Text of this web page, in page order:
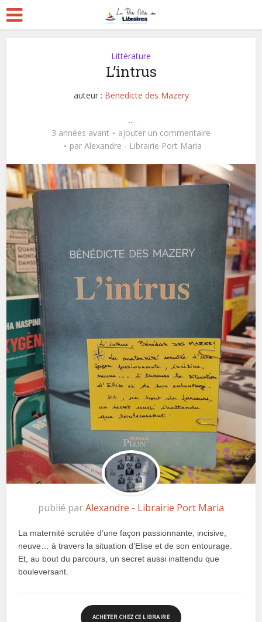
Littérature
L’intrus
auteur : Benedicte des Mazery
...
3 années avant
ajouter un commentaire
par Alexandre - Librairie Port Maria
publié parAlexandre - Librairie Port Maria
La maternité scrutée d’une façon passionnante, incisive,
neuve… à travers la situation d’Elise et de son entourage.
Et, au bout du parcours, un secret aussi inattendu que
bouleversant.
ACHETER CHEZ CE LIBRAIRE